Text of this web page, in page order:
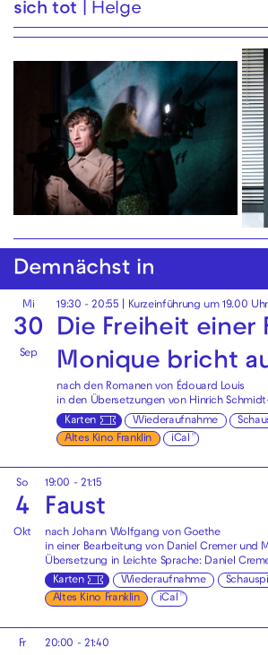
sich tot
Helge
Demnächst in
Mi
30
Sep
19:30 - 20:55 | Kurzeinführung um 19.00 Uhr
Die Freiheit einer
Monique bricht
nach den Romanen von Édouard Louis
in den Übersetzungen von Hinrich
Karten
Wiederaufnahme
Altes Kino Franklin
iCal
So
4
Okt
19:00 - 21:15
Faust
nach Johann Wolfgang von Goethe
in einer Bearbeitung von Daniel Cremer und
Übersetzung in Leichte Sprache: Daniel
Karten
Wiederaufnahme
Altes Kino Franklin
iCal
Fr 20:00 - 21:40